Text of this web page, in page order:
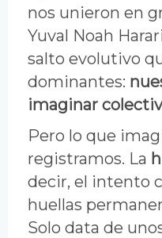
nos unieron en
Yuval Noah
salto evolutivo
dominantes:
imaginar
Pero lo que
registramos. La
decir, el intento
huellas
Solo data de